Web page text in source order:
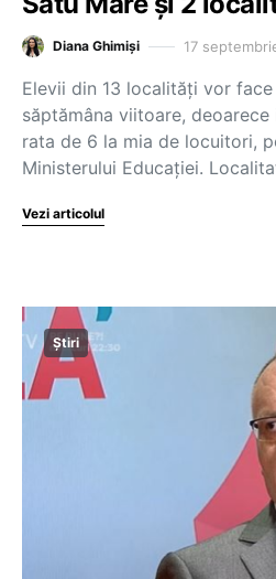
Diana Ghimiși 17
Elevii din 13 localități vor
săptămâna viitoare,
rata de 6 la mia de locuitori,
Ministerului Educației.
Vezi articolul
Știri